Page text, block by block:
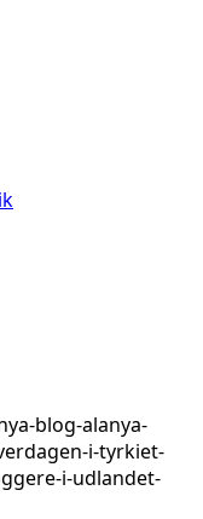
blog-alanya-
i-tyrkiet-
i-udlandet-